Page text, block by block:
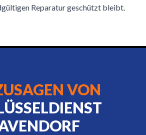
Reparatur geschützt bleibt.
VON